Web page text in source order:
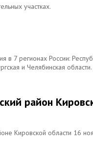
участках.
7 регионах России:
и Челябинская области.
район
Кировской области 16